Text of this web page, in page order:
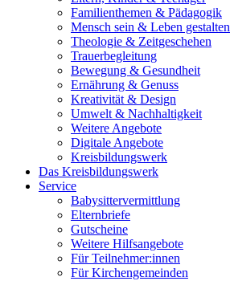
Familienthemen & Pädagogik
Mensch sein & Leben gestalten
Theologie & Zeitgeschehen
Trauerbegleitung
Bewegung & Gesundheit
Ernährung & Genuss
Kreativität & Design
Umwelt & Nachhaltigkeit
Weitere Angebote
Digitale Angebote
Kreisbildungswerk
Das Kreisbildungswerk
Service
Babysittervermittlung
Elternbriefe
Gutscheine
Weitere Hilfsangebote
Für Teilnehmer:innen
Für Kirchengemeinden